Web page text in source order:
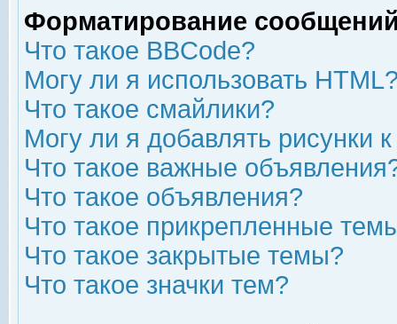
Форматирование
Что такое BBCode?
Могу ли я использовать
Что такое смайлики?
Могу ли я добавлять рисунки
Что такое важные
Что такое объявления?
Что такое прикрепленные
Что такое закрытые темы?
Что такое значки тем?